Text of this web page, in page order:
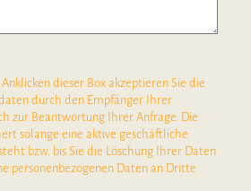
dieser Box akzeptieren Sie die
durch den Empfänger Ihrer
zur Beantwortung Ihrer Anfrage. Die
solange eine aktive geschäftliche
bzw. bis Sie die Löschung Ihrer Daten
personenbezogenen Daten an Dritte